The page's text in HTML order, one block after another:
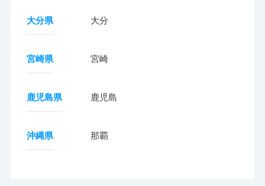
大分県 大分
宮崎県 宮崎
鹿児島県 鹿児島
沖縄県 那覇